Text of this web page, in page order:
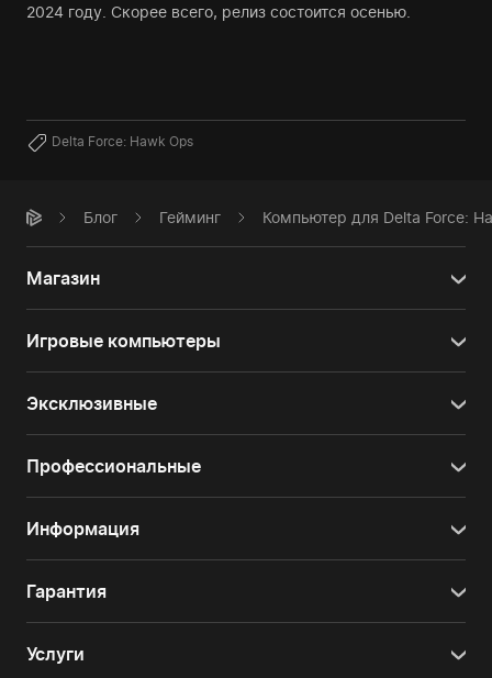
2024 году. Скорее всего, релиз состоится осенью.
Delta Force: Hawk Ops
Блог Гейминг Компьютер для Delta Force:
Магазин
Игровые компьютеры
Эксклюзивные
Профессиональные
Информация
Гарантия
Услуги